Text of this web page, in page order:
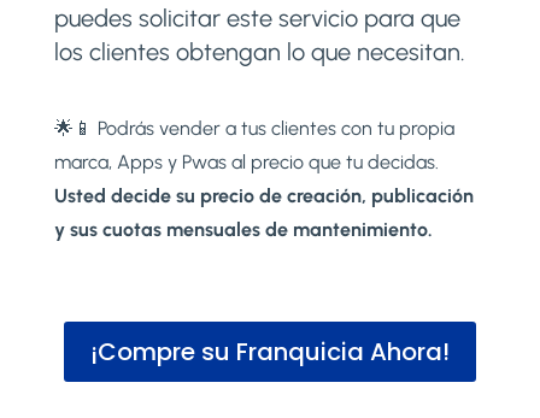
puedes solicitar este servicio para que
los clientes obtengan lo que necesitan.
🌟📱 Podrás vender a tus clientes con tu propia
marca, Apps y Pwas al precio que tu decidas.
Usted decide su precio de creación, publicación
y sus cuotas mensuales de mantenimiento.
¡Compre su Franquicia Ahora!